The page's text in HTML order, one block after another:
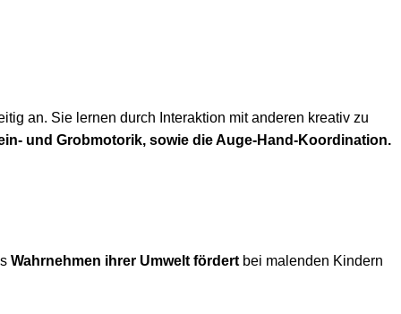
an. Sie lernen durch Interaktion mit anderen kreativ zu
und Grobmotorik, sowie die Auge-Hand-Koordination.
Wahrnehmen ihrer Umwelt fördert bei malenden Kindern